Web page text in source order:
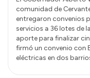
comunidad de
entregaron convenios
servicios a 36 lotes de
aporte para finalizar
firmó un convenio con
eléctricas en dos